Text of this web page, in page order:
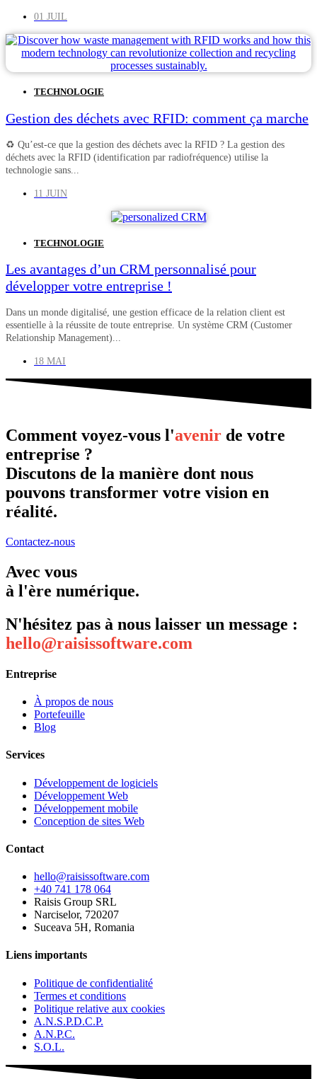
01 JUIL
TECHNOLOGIE
Gestion des déchets avec RFID: comment ça marche
♻️ Qu’est-ce que la gestion des déchets avec la RFID ? La gestion des
déchets avec la RFID (identification par radiofréquence) utilise la
technologie sans...
11 JUIN
TECHNOLOGIE
Les avantages d’un CRM personnalisé pour
développer votre entreprise !
Dans un monde digitalisé, une gestion efficace de la relation client est
essentielle à la réussite de toute entreprise. Un système CRM (Customer
Relationship Management)...
18 MAI
Comment voyez-vous l'avenir de votre
entreprise ?
Discutons de la manière dont nous
pouvons transformer votre vision en
réalité.
Contactez-nous
Avec vous
à l'ère numérique.
N'hésitez pas à nous laisser un message :
hello@raisissoftware.com
Entreprise
À propos de nous
Portefeuille
Blog
Services
Développement de logiciels
Développement Web
Développement mobile
Conception de sites Web
Contact
hello@raisissoftware.com
+40 741 178 064
Raisis Group SRL
Narciselor, 720207
Suceava 5H, Romania
Liens importants
Politique de confidentialité
Termes et conditions
Politique relative aux cookies
A.N.S.P.D.C.P.
A.N.P.C.
S.O.L.